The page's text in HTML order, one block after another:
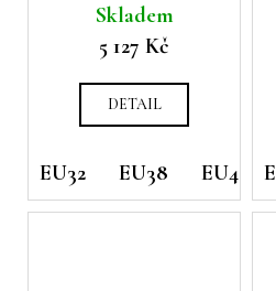
Etienne
Skladem
5 127 Kč
DETAIL
EU32 EU38 EU40